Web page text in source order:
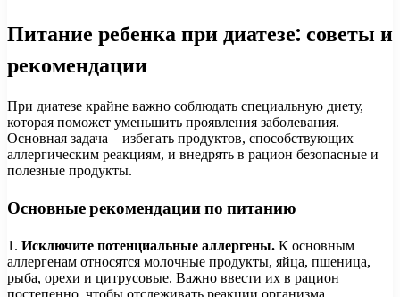
Питание ребенка при диатезе: советы и
рекомендации
При диатезе крайне важно соблюдать специальную диету,
которая поможет уменьшить проявления заболевания.
Основная задача – избегать продуктов, способствующих
аллергическим реакциям, и внедрять в рацион безопасные и
полезные продукты.
Основные рекомендации по питанию
1. Исключите потенциальные аллергены. К основным
аллергенам относятся молочные продукты, яйца, пшеница,
рыба, орехи и цитрусовые. Важно ввести их в рацион
постепенно, чтобы отслеживать реакции организма.